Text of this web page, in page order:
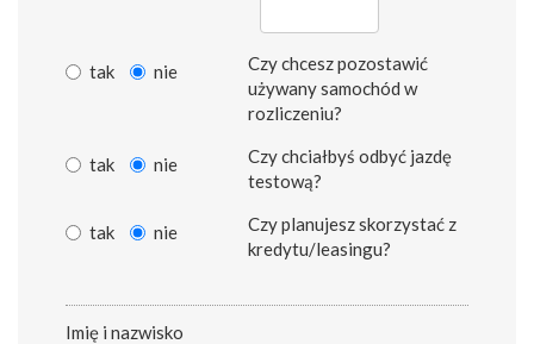
tak nie
Czy chcesz pozostawić
używany samochód w
rozliczeniu?
tak nie
Czy chciałbyś odbyć jazdę
testową?
tak nie
Czy planujesz skorzystać z
kredytu/leasingu?
Imię i nazwisko